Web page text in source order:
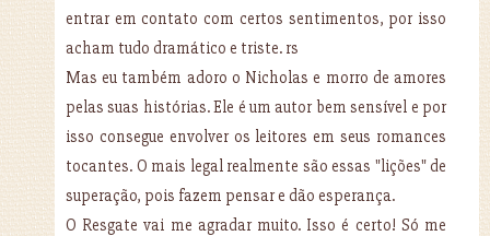
entrar em contato com certos sentimentos, por isso
acham tudo dramático e triste. rs
Mas eu também adoro o Nicholas e morro de amores
pelas suas histórias. Ele é um autor bem sensível e por
isso consegue envolver os leitores em seus romances
tocantes. O mais legal realmente são essas "lições" de
superação, pois fazem pensar e dão esperança.
O Resgate vai me agradar muito. Isso é certo! Só me